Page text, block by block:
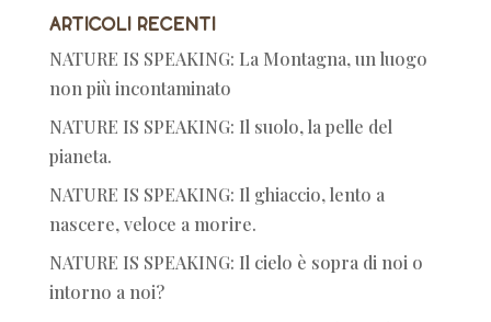
Articoli recenti
NATURE IS SPEAKING: La Montagna, un luogo
non più incontaminato
NATURE IS SPEAKING: Il suolo, la pelle del
pianeta.
NATURE IS SPEAKING: Il ghiaccio, lento a
nascere, veloce a morire.
NATURE IS SPEAKING: Il cielo è sopra di noi o
intorno a noi?